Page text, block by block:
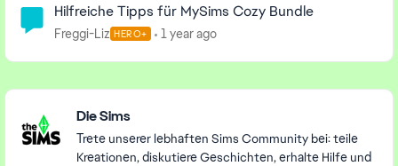
Hilfreiche Tipps für MySims Cozy Bundle
Freggi-Liz HERO+ 1 year ago
Featured Places
Die Sims
Trete unserer lebhaften Sims Community bei: teile
Kreationen, diskutiere Geschichten, erhalte Hilfe und